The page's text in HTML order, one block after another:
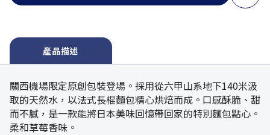
產品描述
關西機場限定原創包裝登場。採用從六甲山系地下140米汲
取的天然水，以法式長棍麵包精心烘焙而成。口感酥脆、甜
而不膩，是一款能將日本美味回憶帶回家的特別麵包點心。
柔和草莓香味。